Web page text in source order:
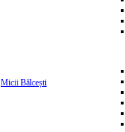
Micii Bălcești